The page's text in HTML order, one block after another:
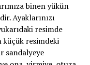
binen yükün
Ayaklarınızı
resimde
resimdeki
sandalyeye